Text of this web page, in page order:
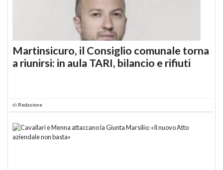
Martinsicuro, il Consiglio comunale torna
a riunirsi: in aula TARI, bilancio e rifiuti
di Redazione